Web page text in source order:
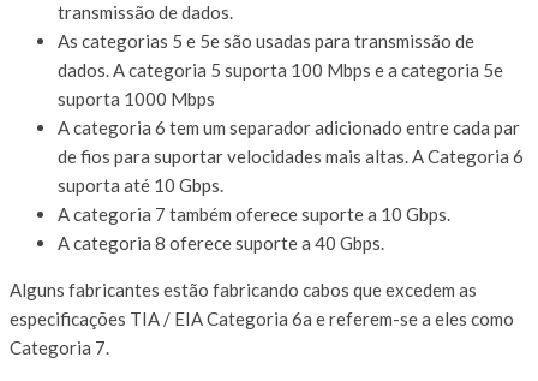
transmissão de dados.
As categorias 5 e 5e são usadas para transmissão de
dados. A categoria 5 suporta 100 Mbps e a categoria 5e
suporta 1000 Mbps
A categoria 6 tem um separador adicionado entre cada par
de fios para suportar velocidades mais altas. A Categoria 6
suporta até 10 Gbps.
A categoria 7 também oferece suporte a 10 Gbps.
A categoria 8 oferece suporte a 40 Gbps.
Alguns fabricantes estão fabricando cabos que excedem as
especificações TIA / EIA Categoria 6a e referem-se a eles como
Categoria 7.